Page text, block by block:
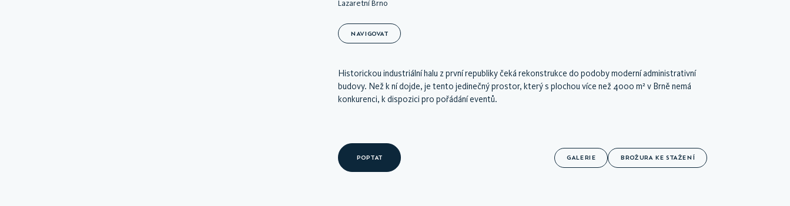
Lazaretní Brno
NAVIGOVAT
Historickou industriální halu z první republiky čeká rekonstrukce do podoby moderní administrativní
budovy. Než k ní dojde, je tento jedinečný prostor, který s plochou více než 4000 m² v Brně nemá
konkurenci, k dispozici pro pořádání eventů.
POPTAT GALERIE BROŽURA KE STAŽENÍ